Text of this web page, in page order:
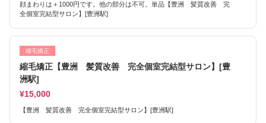
顔まわりは＋1000円です。他の部分は不可。単品【豊洲 髪質改善 完
全個室完結型サロン】[豊洲駅]
縮毛矯正
縮毛矯正【豊洲 髪質改善 完全個室完結型サロン】[豊
洲駅]
¥15,000
【豊洲 髪質改善 完全個室完結型サロン】[豊洲駅]